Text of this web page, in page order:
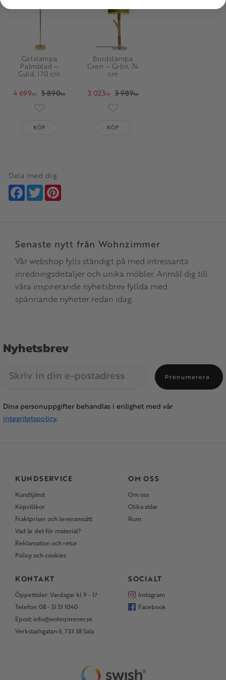
Golvlampa
Palmblad –
Guld, 170 cm
4 699KR 5 890KR
KÖP
Bordslampa
Gren – Grön, 74
cm
3 023KR 3 989KR
KÖP
Dela med dig
Facebook
Twitter
Senaste nytt från Wohnzimmer
Vår webshop fylls ständigt på med intressanta
inredningsdetaljer och unika möbler. Anmäl dig till
våra inspirerande nyhetsbrev fyllda med
spännande nyheter redan idag.
Nyhetsbrev
Prenumerera
Dina personuppgifter behandlas i enlighet med vår
integritetspolicy.
KUNDSERVICE
Kundtjänst
Köpvillkor
Fraktpriser och leveranssätt
Vad är det för material?
Reklamation och retur
Policy och cookies
OM OSS
Om oss
Olika stilar
Rum
KONTAKT
Öppettider: Vardagar kl 9 - 17
Telefon: 08 - 51 51 1040
Epost: info@wohnzimmer.se
Verkstadsgatan 6, 733 38 Sala
SOCIALT
Instagram
Facebook